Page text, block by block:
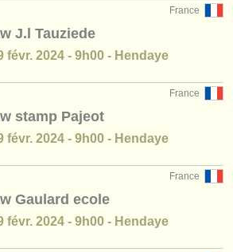
France
J.l Tauziede
févr. 2024 - 9h00 - Hendaye
France
stamp Pajeot
févr. 2024 - 9h00 - Hendaye
France
Gaulard ecole
févr. 2024 - 9h00 - Hendaye